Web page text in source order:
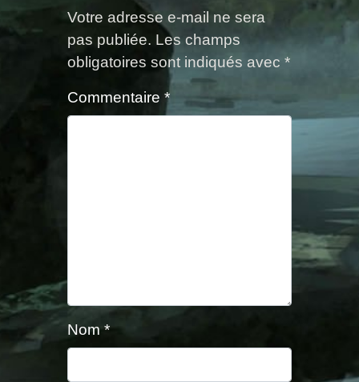
Votre adresse e-mail ne sera
pas publiée. Les champs
obligatoires sont indiqués avec *
Commentaire *
Nom*